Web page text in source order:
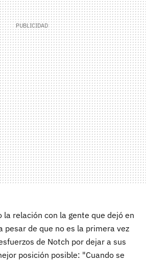
la relación con la gente que dejó en
pesar de que no es la primera vez
de Notch por dejar a sus
posición posible: "Cuando se